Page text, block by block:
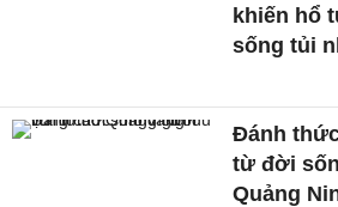
khiến hổ
sống tủi
Đánh thức
từ đời
Quảng